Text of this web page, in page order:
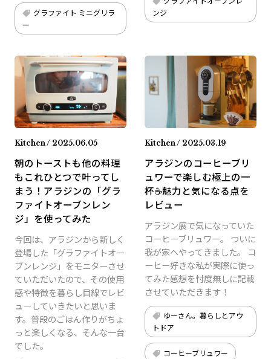
グラファイト ミニグリラ
ー
ンジ
Kitchen / 2025.06.05
朝のトーストも他の料理
もこれひとつで叶ってし
まう！アラジンの「グラ
ファイトオーブンレン
ジ」を使ってみた
今回は、アラジンから新しく
登場した「グラファイトオー
ブンレンジ」をモニターさせ
ていただいたので、その使用
感や特徴を暮らし目線でレビ
ューしていきたいと思いま
す。普段のごはん作りがちょ
っと楽しくなる、そんな一台
でした。
Kitchen / 2025.03.19
アラジンのコーヒーブリ
ュワーで楽しむ極上の一
杯☕️魅力と気になる点を
レビュー
アラジン展で気になっていた
コーヒーブリュワー。 ついに
我が家へやってきました。 コ
ーヒー好きな私が実際に使っ
てみた感想を忖度無しに記載
させていただきます！
ゆーさん。暮らしとアウ
トドア
コーヒーブリュワー